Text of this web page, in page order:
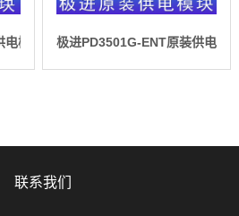
模块 极进PD3501G-ENT原装供电模
联系我们